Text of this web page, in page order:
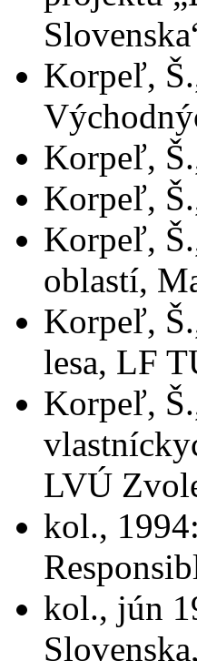
Korpeľ,
Korpeľ,
Korpeľ,
Korpeľ,
oblastí,
Korpeľ,
lesa, LF
Korpeľ,
LVÚ
kol.,
kol., jún